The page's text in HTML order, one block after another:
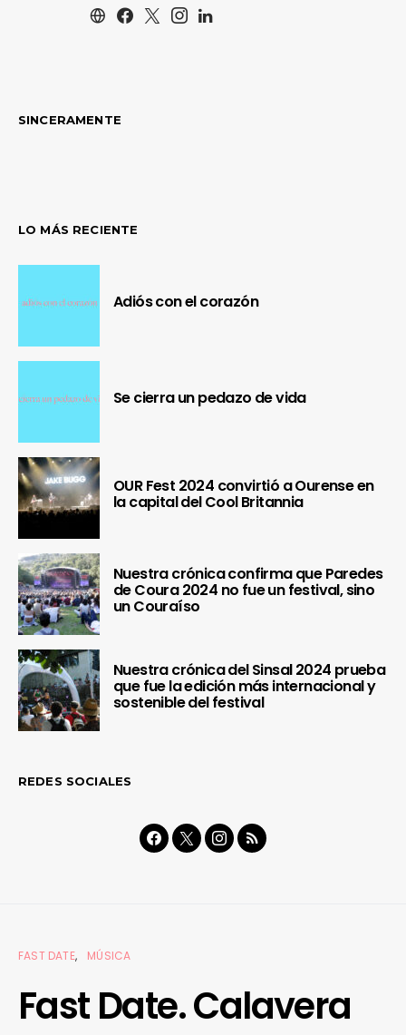
SINCERAMENTE
LO MÁS RECIENTE
Adiós con el corazón
Se cierra un pedazo de vida
OUR Fest 2024 convirtió a Ourense en
la capital del Cool Britannia
Nuestra crónica confirma que Paredes
de Coura 2024 no fue un festival, sino
un Couraíso
Nuestra crónica del Sinsal 2024 prueba
que fue la edición más internacional y
sostenible del festival
REDES SOCIALES
FAST DATE MÚSICA
Fast Date. Calavera